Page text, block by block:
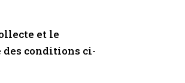
et le
des conditions ci-